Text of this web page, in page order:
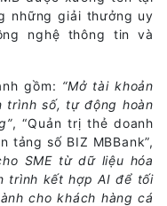
những giải thưởng uy
nghệ thông tin và
gồm: “Mở tài khoản
trình số, tự động hoàn
, “Quản trị thẻ doanh
tảng số BIZ MBBank”,
SME từ dữ liệu hóa
trình kết hợp AI để tối
cho khách hàng cá